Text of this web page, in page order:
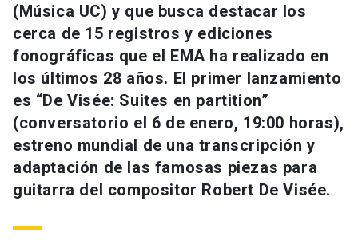
(Música UC) y que busca destacar los
cerca de 15 registros y ediciones
fonográficas que el EMA ha realizado en
los últimos 28 años. El primer lanzamiento
es “De Visée: Suites en partition”
(conversatorio el 6 de enero, 19:00 horas),
estreno mundial de una transcripción y
adaptación de las famosas piezas para
guitarra del compositor Robert De Visée.